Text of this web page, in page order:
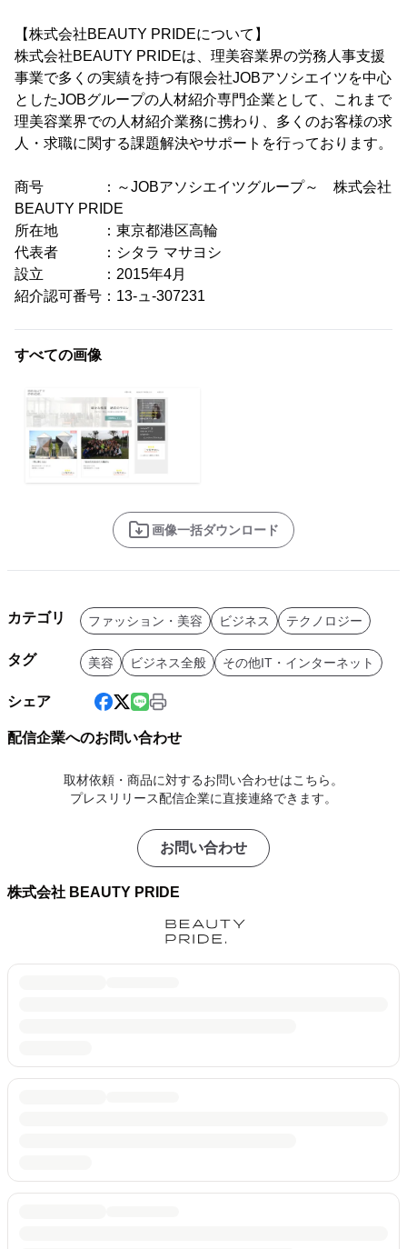
【株式会社BEAUTY PRIDEについて】
株式会社BEAUTY PRIDEは、理美容業界の労務人事支援
事業で多くの実績を持つ有限会社JOBアソシエイツを中心
としたJOBグループの人材紹介専門企業として、これまで
理美容業界での人材紹介業務に携わり、多くのお客様の求
人・求職に関する課題解決やサポートを行っております。
商号 ：～JOBアソシエイツグループ～ 株式会社
BEAUTY PRIDE
所在地 ：東京都港区高輪
代表者 ：シタラ マサヨシ
設立 ：2015年4月
紹介認可番号：13-ュ-307231
すべての画像
画像一括ダウンロード
カテゴリ ファッション・美容 ビジネス テクノロジー
タグ 美容 ビジネス全般 その他IT・インターネット
シェア
配信企業へのお問い合わせ
取材依頼・商品に対するお問い合わせはこちら。
プレスリリース配信企業に直接連絡できます。
お問い合わせ
株式会社 BEAUTY PRIDE